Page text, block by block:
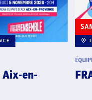
2026
- Lyon